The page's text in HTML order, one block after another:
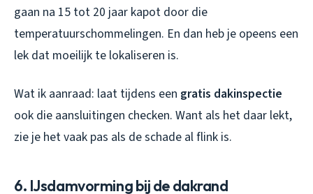
gaan na 15 tot 20 jaar kapot door die
temperatuurschommelingen. En dan heb je opeens een
lek dat moeilijk te lokaliseren is.
Wat ik aanraad: laat tijdens een gratis dakinspectie
ook die aansluitingen checken. Want als het daar lekt,
zie je het vaak pas als de schade al flink is.
6. IJsdamvorming bij de dakrand